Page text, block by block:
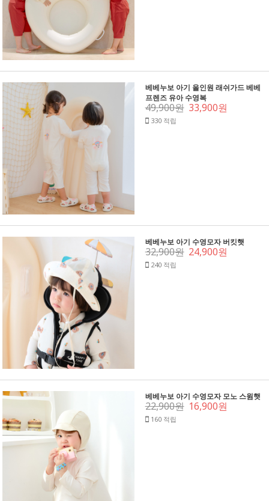
베베누보 아기 올인원 래쉬가드 베베
프렌즈 유아 수영복
49,900원 33,900원
330 적립
베베누보 아기 수영모자 버킷햇
32,900원 24,900원
240 적립
베베누보 아기 수영모자 모노 스윔햇
22,900원 16,900원
160 적립